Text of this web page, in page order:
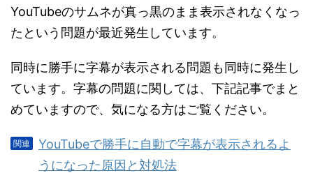
YouTubeのサムネが真っ黒のまま表示されなくなっ
たという問題が最近発生しています。
同時に勝手に字幕が表示される問題も同時に発生し
ています。字幕の問題に関しては、下記記事でまと
めていますので、気になる方はご覧ください。
YouTubeで勝手に自動で字幕が表示されるよ
うになった原因と対処法